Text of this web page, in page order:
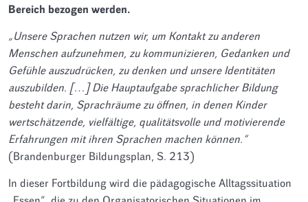
Bereich bezogen werden.
„Unsere Sprachen nutzen wir, um Kontakt zu anderen
Menschen aufzunehmen, zu kommunizieren, Gedanken und
Gefühle auszudrücken, zu denken und unsere Identitäten
auszubilden. […] Die Hauptaufgabe sprachlicher Bildung
besteht darin, Sprachräume zu öffnen, in denen Kinder
wertschätzende, vielfältige, qualitätsvolle und motivierende
Erfahrungen mit ihren Sprachen machen können.“
(Brandenburger Bildungsplan, S. 213)
In dieser Fortbildung wird die pädagogische Alltagssituation